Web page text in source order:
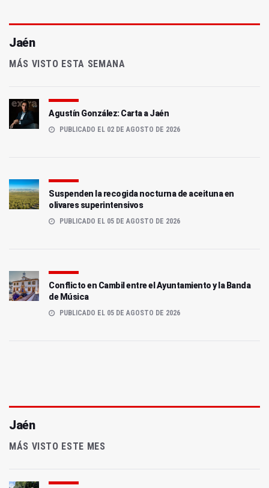
Jaén
MÁS VISTO ESTA SEMANA
Agustín González: Carta a Jaén
PUBLICADO EL 02 DE AGOSTO DE 2026
Suspenden la recogida nocturna de aceituna en
olivares superintensivos
PUBLICADO EL 05 DE AGOSTO DE 2026
Conflicto en Cambil entre el Ayuntamiento y la Banda
de Música
PUBLICADO EL 05 DE AGOSTO DE 2026
Jaén
MÁS VISTO ESTE MES